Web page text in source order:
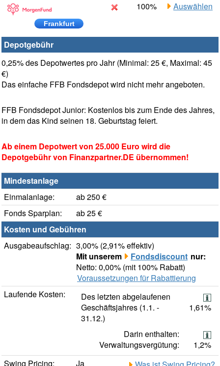
Frankfurt
100% Auswählen
Depotgebühr
0,25% des Depotwertes pro Jahr (Minimal: 25 €, Maximal: 45
€)
Das einfache FFB Fondsdepot wird nicht mehr angeboten.
FFB Fondsdepot Junior: Kostenlos bis zum Ende des Jahres,
in dem das Kind seinen 18. Geburtstag feiert.
Ab einem Depotwert von 25.000 Euro wird die
Depotgebühr von Finanzpartner.DE übernommen!
Mindestanlage
Einmalanlage:
ab 250 €
Fonds Sparplan:
ab 25 €
Kosten und Gebühren
Ausgabeaufschlag: 3,00% (2,91% effektiv)
Mit unserem
Fondsdiscount nur:
Netto: 0,00% (mit 100% Rabatt)
Voraussetzungen für Rabattierung
Laufende Kosten:
Des letzten abgelaufenen
Geschäftsjahres (1.1. -
31.12.)
1,61%
Darin enthalten:
Verwaltungsvergütung:
1,2%
Swing Pricing:
Ja